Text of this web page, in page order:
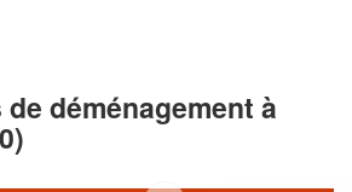
déménagement à